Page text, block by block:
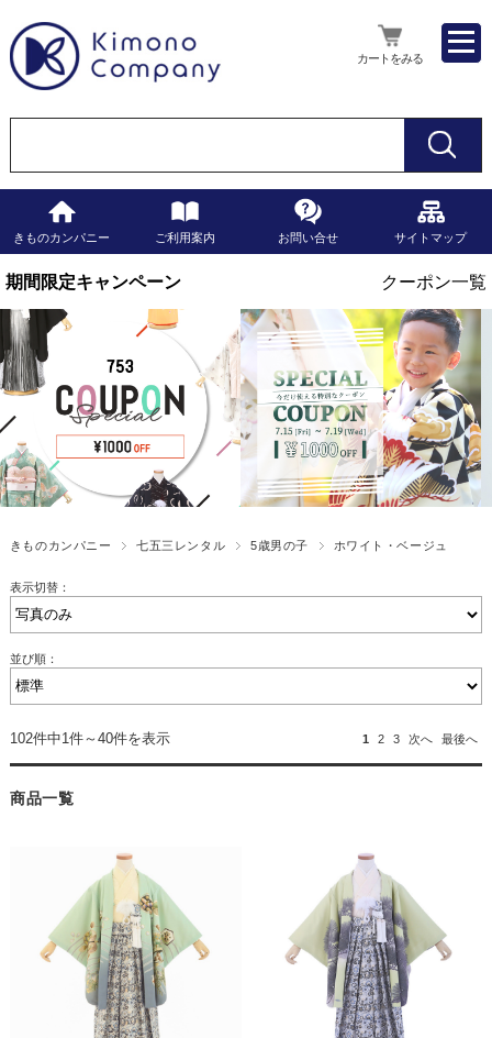
カートをみる
きものカンパニー ご利用案内 お問い合せ サイトマップ
きものカンパニー 七五三レンタル 5歳男の子 ホワイト・ベージュ
表示切替：
並び順：
102件中1件～40件を表示 1 2 3 次へ 最後へ
商品一覧